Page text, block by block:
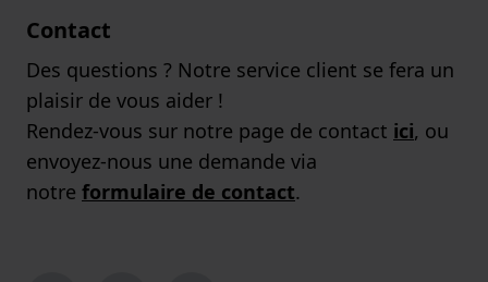
Contact
Des questions ? Notre service client se fera un
plaisir de vous aider !
Rendez-vous sur notre page de contact ici, ou
envoyez-nous une demande via
notre formulaire de contact.